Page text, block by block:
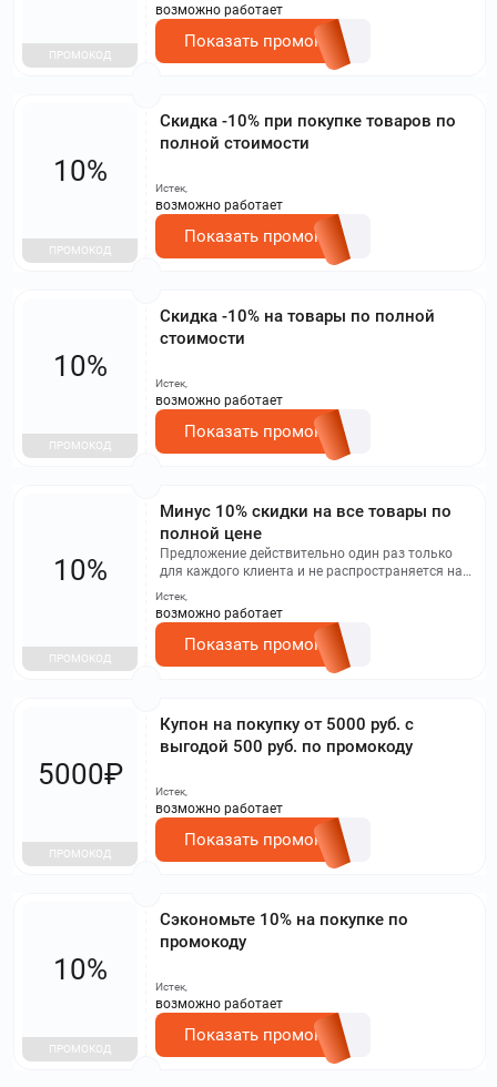
ПРОМОКОД
возможно работает
Показать промокод
Скидка -10% при покупке товаров по
полной стоимости
10%
ПРОМОКОД
Истек,
возможно работает
Показать промокод
Скидка -10% на товары по полной
стоимости
10%
ПРОМОКОД
Истек,
возможно работает
Показать промокод
Минус 10% скидки на все товары по
полной цене
Предложение действительно один раз только
для каждого клиента и не распространяется на
товары, которые уже имеют скидку.
10%
ПРОМОКОД
Истек,
возможно работает
Показать промокод
Купон на покупку от 5000 руб. с
выгодой 500 руб. по промокоду
5000₽
ПРОМОКОД
Истек,
возможно работает
Показать промокод
Сэкономьте 10% на покупке по
промокоду
10%
ПРОМОКОД
Истек,
возможно работает
Показать промокод